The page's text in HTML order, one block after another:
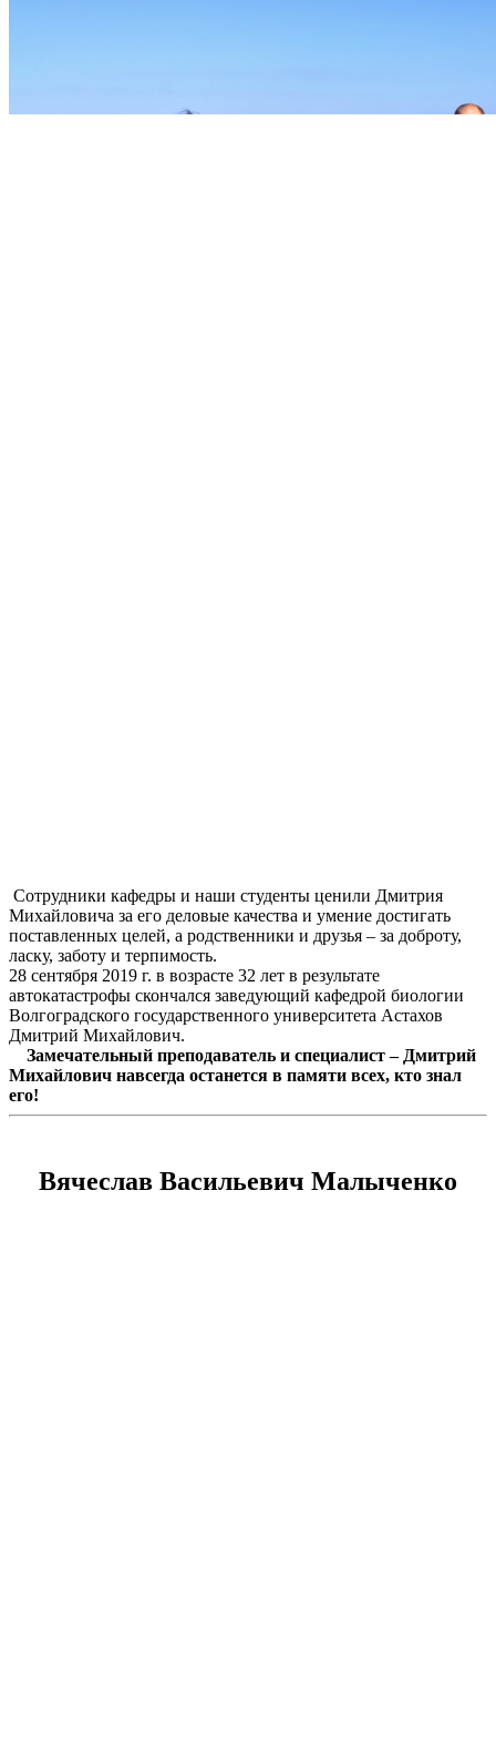
Сотрудники кафедры и наши студенты ценили Дмитрия
Михайловича за его деловые качества и умение достигать
поставленных целей, а родственники и друзья – за доброту,
ласку, заботу и терпимость.
28 сентября 2019 г. в возрасте 32 лет в результате
автокатастрофы скончался заведующий кафедрой биологии
Волгоградского государственного университета Астахов
Дмитрий Михайлович.
Замечательный преподаватель и специалист – Дмитрий
Михайлович навсегда останется в памяти всех, кто знал
его!
Вячеслав Васильевич Малыченко